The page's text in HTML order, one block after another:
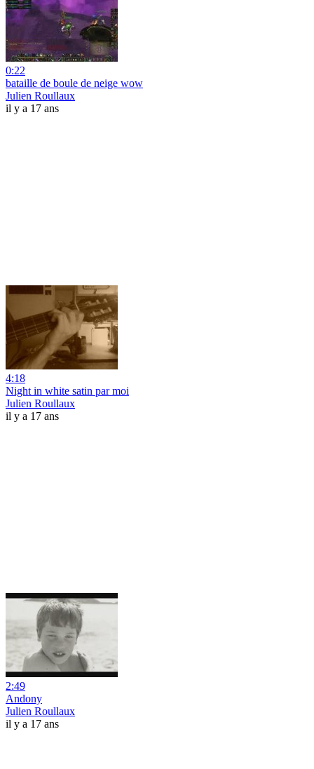
0:22
bataille de boule de neige wow
Julien Roullaux
il y a 17 ans
4:18
Night in white satin par moi
Julien Roullaux
il y a 17 ans
2:49
Andony
Julien Roullaux
il y a 17 ans